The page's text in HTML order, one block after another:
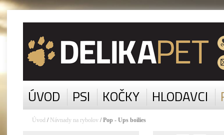
ÚVOD PSI KOČKY HLODAVCI
Úvod / Návnady na rybolov/ Pop - Ups boilies